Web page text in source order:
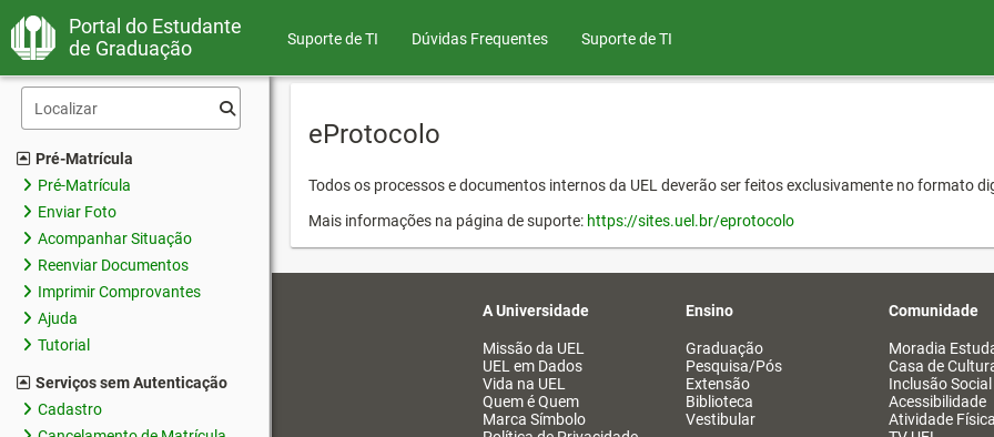
Portal do Estudante
de Graduação
Suporte de TI Dúvidas Frequentes Suporte de TI
Pré-Matrícula
Pré-Matrícula
Enviar Foto
Acompanhar Situação
Reenviar Documentos
Imprimir Comprovantes
Ajuda
Tutorial
Serviços sem Autenticação
Cadastro
eProtocolo
Todos os processos e documentos internos da UEL deverão ser feitos exclusivamente no formato
Mais informações na página de suporte: https://sites.uel.br/eprotocolo
A Universidade
Missão da UEL
UEL em Dados
Vida na UEL
Quem é Quem
Marca Símbolo
Ensino
Graduação
Pesquisa/Pós
Extensão
Biblioteca
Vestibular
Comunidade
Moradia
Casa de
Inclusão Social
Acessibilidade
Atividade Física